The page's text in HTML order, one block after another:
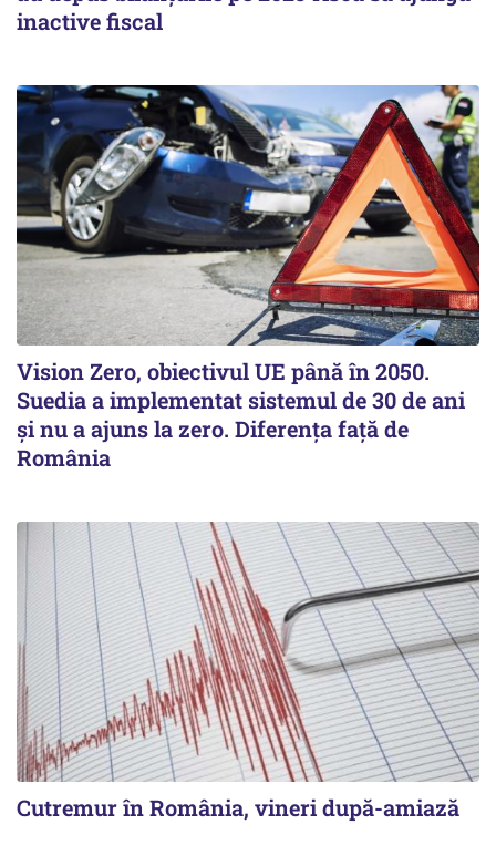
inactive fiscal
Vision Zero, obiectivul UE până în 2050.
Suedia a implementat sistemul de 30 de ani
şi nu a ajuns la zero. Diferenţa faţă de
România
Cutremur în România, vineri după-amiază